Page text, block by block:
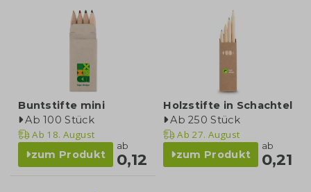
Buntstifte mini
Ab 100 Stück
Ab 18. August
zum Produkt
ab
0,12
Holzstifte in Schachtel
Ab 250 Stück
Ab 27. August
zum Produkt
ab
0,21